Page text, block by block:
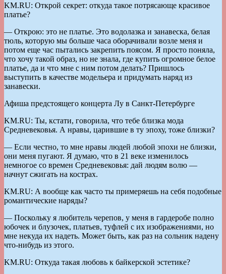
KM.RU: Открой секрет: откуда такое потрясающе красивое
платье?
— Открою: это не платье. Это водолазка и занавеска, белая
тюль, которую мы больше часа оборачивали возле меня и
потом еще час пытались закрепить поясом. Я просто поняла,
что хочу такой образ, но не знала, где купить огромное белое
платье, да и что мне с ним потом делать? Пришлось
выступить в качестве модельера и придумать наряд из
занавески.
Афиша предстоящего концерта Лу в Санкт-Петербурге
KM.RU: Ты, кстати, говорила, что тебе близка мода
Средневековья. А нравы, царившие в ту эпоху, тоже близки?
— Если честно, то мне нравы людей любой эпохи не близки,
они меня пугают. Я думаю, что в 21 веке изменилось
немногое со времен Средневековья: дай людям волю —
начнут сжигать на кострах.
KM.RU: А вообще как часто ты примеряешь на себя подобные
романтические наряды?
— Поскольку я любитель черепов, у меня в гардеробе полно
юбочек и блузочек, платьев, туфлей с их изображениями, но
мне некуда их надеть. Может быть, как раз на сольник надену
что-нибудь из этого.
KM.RU: Откуда такая любовь к байкерской эстетике?